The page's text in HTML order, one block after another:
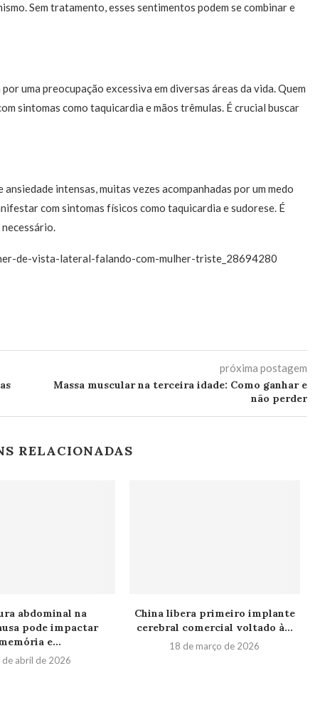
Sem tratamento, esses sentimentos podem se combinar e
uma preocupação excessiva em diversas áreas da vida. Quem
sintomas como taquicardia e mãos trêmulas. É crucial buscar
intensas, muitas vezes acompanhadas por um medo
com sintomas físicos como taquicardia e sudorese. É
de-vista-lateral-falando-com-mulher-triste_28694280
próxima postagem
Massa muscular na terceira idade: Como ganhar e
não perder
RELACIONADAS
abdominal na
pode impactar
e...
de abril de 2026
China libera primeiro implante
cerebral comercial voltado à...
18 de março de 2026